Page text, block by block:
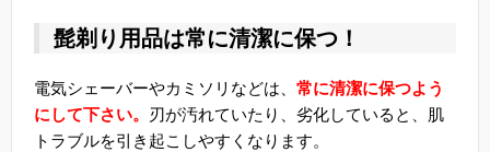
髭剃り用品は常に清潔に保つ！
電気シェーバーやカミソリなどは、 常に清潔に保つよう
にして下さい。
刃が汚れていたり、劣化していると、肌
トラブルを引き起こしやすくなります。